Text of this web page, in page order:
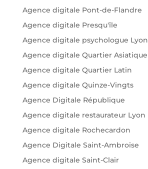
Agence digitale Pont-de-Flandre
Agence digitale Presqu'île
Agence digitale psychologue Lyon
Agence digitale Quartier Asiatique
Agence digitale Quartier Latin
Agence digitale Quinze-Vingts
Agence Digitale République
Agence digitale restaurateur Lyon
Agence digitale Rochecardon
Agence Digitale Saint-Ambroise
Agence digitale Saint-Clair